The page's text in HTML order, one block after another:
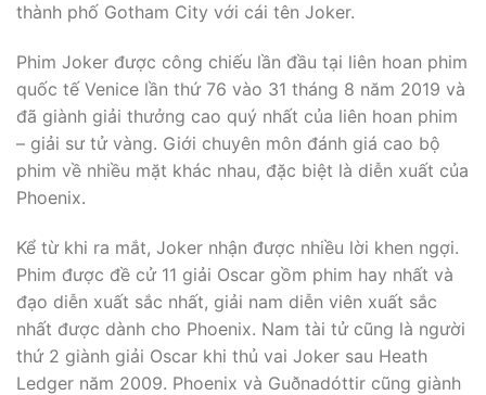
thành phố Gotham City với cái tên Joker.
Phim Joker được công chiếu lần đầu tại liên hoan phim
quốc tế Venice lần thứ 76 vào 31 tháng 8 năm 2019 và
đã giành giải thưởng cao quý nhất của liên hoan phim
– giải sư tử vàng. Giới chuyên môn đánh giá cao bộ
phim về nhiều mặt khác nhau, đặc biệt là diễn xuất của
Phoenix.
Kể từ khi ra mắt, Joker nhận được nhiều lời khen ngợi.
Phim được đề cử 11 giải Oscar gồm phim hay nhất và
đạo diễn xuất sắc nhất, giải nam diễn viên xuất sắc
nhất được dành cho Phoenix. Nam tài tử cũng là người
thứ 2 giành giải Oscar khi thủ vai Joker sau Heath
Ledger năm 2009. Phoenix và Guðnadóttir cũng giành